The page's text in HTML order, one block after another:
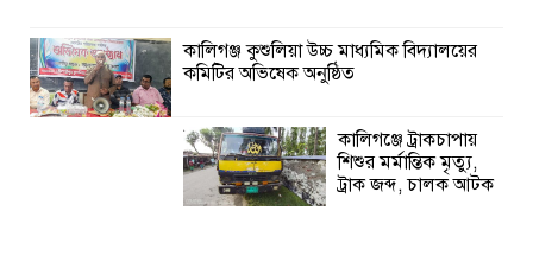
কালিগঞ্জ কুশুলিয়া উচ্চ মাধ্যমিক বিদ্যালয়ের
কমিটির অভিষেক অনুষ্ঠিত
কালিগঞ্জে ট্রাকচাপায়
শিশুর মর্মান্তিক মৃত্যু,
ট্রাক জব্দ, চালক আটক